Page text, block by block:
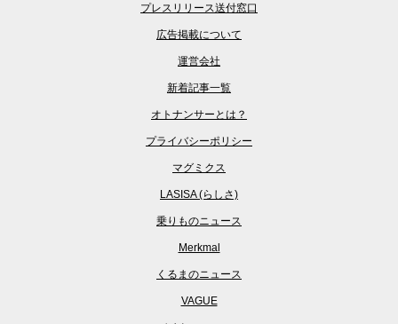
プレスリリース送付窓口
広告掲載について
運営会社
新着記事一覧
オトナンサーとは？
プライバシーポリシー
マグミクス
LASISA (らしさ)
乗りものニュース
Merkmal
くるまのニュース
VAGUE